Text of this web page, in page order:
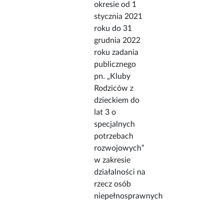
okresie od 1
stycznia 2021
roku do 31
grudnia 2022
roku zadania
publicznego
pn. „Kluby
Rodziców z
dzieckiem do
lat 3 o
specjalnych
potrzebach
rozwojowych”
w zakresie
działalności na
rzecz osób
niepełnosprawnych